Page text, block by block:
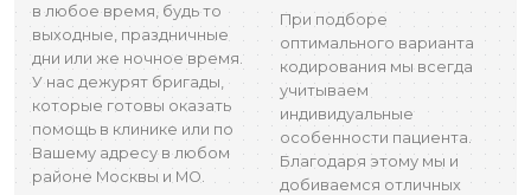
в любое время, будь то
выходные, праздничные
дни или же ночное время.
У нас дежурят бригады,
которые готовы оказать
помощь в клинике или по
Вашему адресу в любом
районе Москвы и МО.
При подборе
оптимального варианта
кодирования мы всегда
учитываем
индивидуальные
особенности пациента.
Благодаря этому мы и
добиваемся отличных